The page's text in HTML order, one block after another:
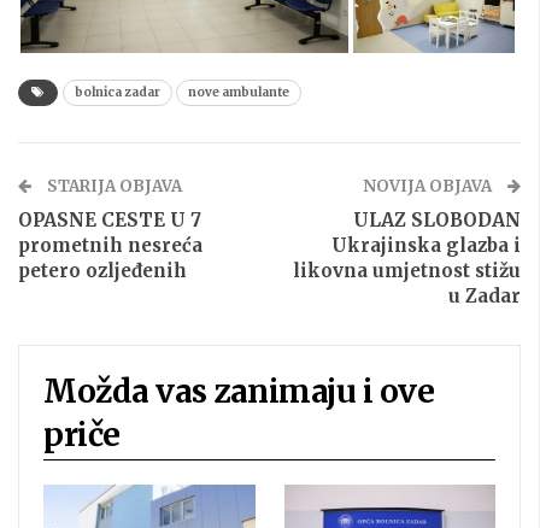
bolnica zadar nove ambulante
STARIJA OBJAVA
OPASNE CESTE U 7
prometnih nesreća
petero ozljeđenih
NOVIJA OBJAVA
ULAZ SLOBODAN
Ukrajinska glazba i
likovna umjetnost stižu
u Zadar
Možda vas zanimaju i ove
priče